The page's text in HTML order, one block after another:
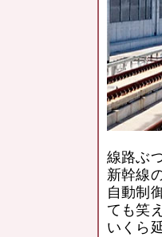
線路ぶ
新幹線
自動制
ても笑
いくら